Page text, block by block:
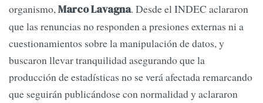
organismo,Marco Lavagna. Desde el INDEC aclararon
que las renuncias no responden a presiones externas ni a
cuestionamientos sobre la manipulación de datos, y
buscaron llevar tranquilidad asegurando que la
producción de estadísticas no se verá afectada remarcando
que seguirán publicándose con normalidad y aclararon